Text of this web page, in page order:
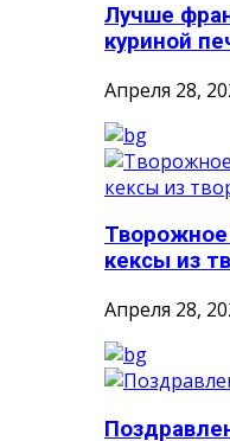
Лучше
куриной
Апреля 28,
кексы из
Апреля 28,